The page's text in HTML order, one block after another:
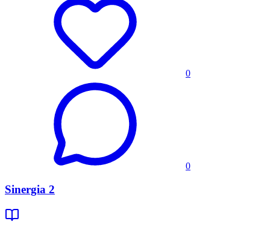
0
0
Sinergia 2